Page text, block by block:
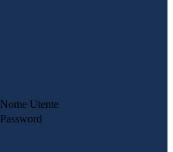
Nome Utente
Password